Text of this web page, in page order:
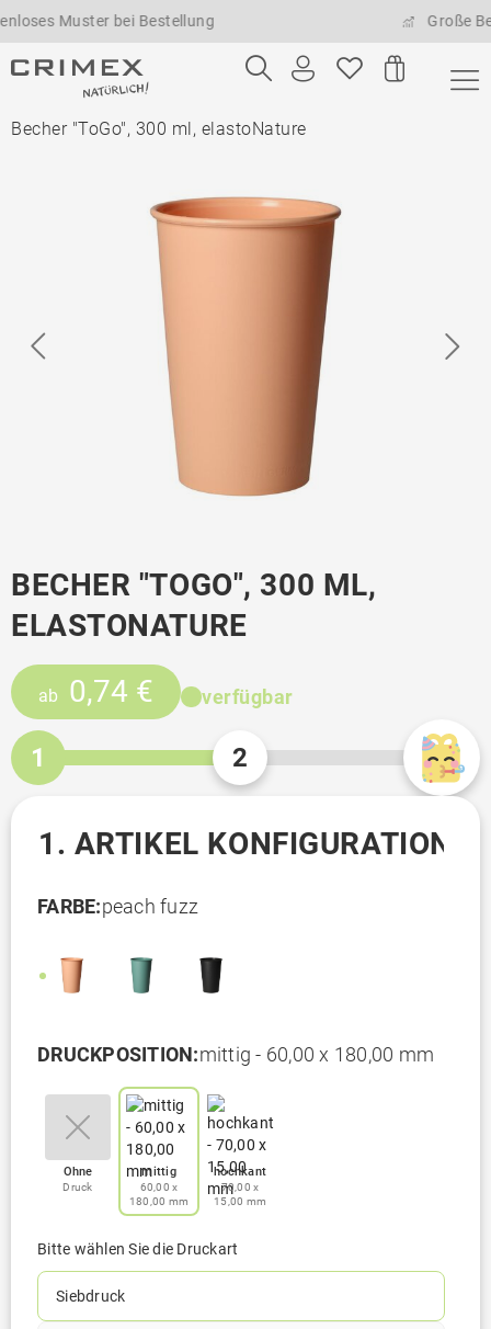
Muster bei Bestellung Große
Becher "ToGo", 300 ml, elastoNature
BECHER "TOGO", 300 ML,
ELASTONATURE
ab 0,74 € verfügbar
1 2
1. ARTIKEL KONFIGURATION
FARBE:peach fuzz
DRUCKPOSITION:mittig - 60,00 x 180,00 mm
Ohne
Druck
mittig
60,00 x
180,00 mm
hochkant
70,00 x
15,00 mm
Bitte wählen Sie die Druckart
Siebdruck